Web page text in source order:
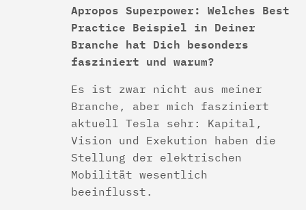
Apropos Superpower: Welches Best
Practice Beispiel in Deiner
Branche hat Dich besonders
fasziniert und warum?
Es ist zwar nicht aus meiner
Branche, aber mich fasziniert
aktuell Tesla sehr: Kapital,
Vision und Exekution haben die
Stellung der elektrischen
Mobilität wesentlich
beeinflusst.